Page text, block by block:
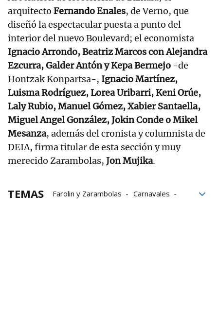
arquitecto Fernando Enales, de Verno, que
diseñó la espectacular puesta a punto del
interior del nuevo Boulevard; el economista
Ignacio Arrondo, Beatriz Marcos con Alejandra
Ezcurra, Galder Antón y Kepa Bermejo -de
Hontzak Konpartsa-, Ignacio Martínez,
Luisma Rodríguez, Lorea Uribarri, Keni Orúe,
Laly Rubio, Manuel Gómez, Xabier Santaella,
Miguel Angel González, Jokin Conde o Mikel
Mesanza, además del cronista y columnista de
DEIA, firma titular de esta sección y muy
merecido Zarambolas, Jon Mujika.
TEMAS Farolin y Zarambolas
Carnavales